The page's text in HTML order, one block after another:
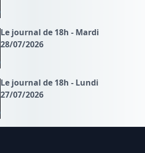
Le journal de 18h - Mardi
28/07/2026
Le journal de 18h - Lundi
27/07/2026